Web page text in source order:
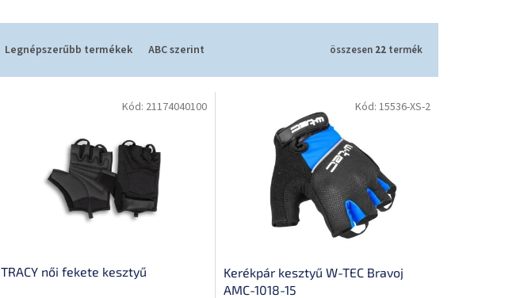
Legnépszerűbb termékek ABC szerint összesen 22 termék
TRACY női fekete kesztyű
Kód: 21174040100
Kerékpár kesztyű W-TEC Bravoj
AMC-1018-15
Kód: 15536-XS-2